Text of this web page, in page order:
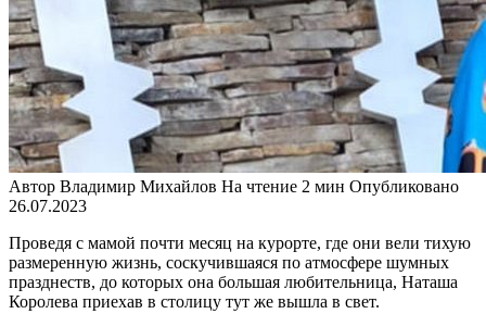
Автор Владимир Михайлов На чтение 2 мин Опубликовано
26.07.2023
Проведя с мамой почти месяц на курорте, где они вели тихую
размеренную жизнь, соскучившаяся по атмосфере шумных
празднеств, до которых она большая любительница, Наташа
Королева приехав в столицу тут же вышла в свет.